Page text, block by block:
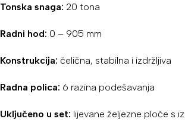
Tonska snaga: 20 tona
Radni hod: 0 – 905 mm
Konstrukcija: čelična, stabilna i izdržljiva
Radna polica: 6 razina podešavanja
Uključeno u set: lijevane željezne ploče s